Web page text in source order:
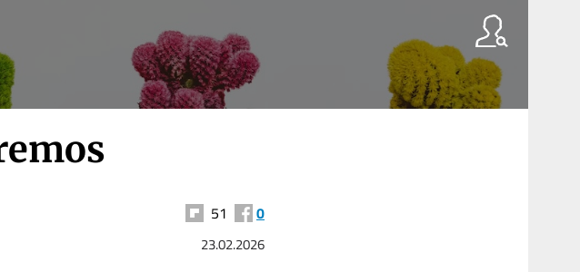
51 0
23.02.2026